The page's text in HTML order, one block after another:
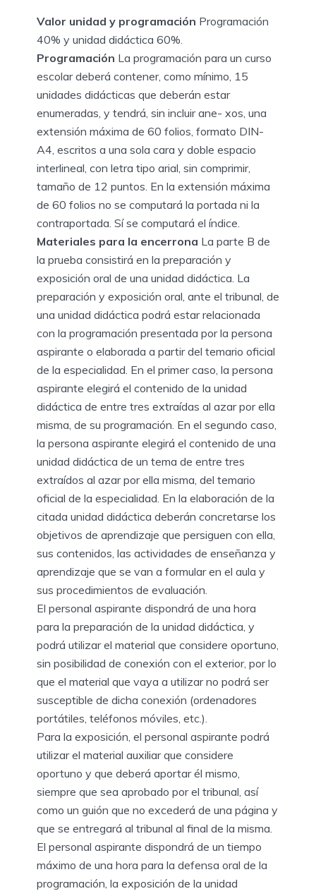
Valor unidad y programación Programación
40% y unidad didáctica 60%.
Programación La programación para un curso
escolar deberá contener, como mínimo, 15
unidades didácticas que deberán estar
enumeradas, y tendrá, sin incluir ane- xos, una
extensión máxima de 60 folios, formato DIN-
A4, escritos a una sola cara y doble espacio
interlineal, con letra tipo arial, sin comprimir,
tamaño de 12 puntos. En la extensión máxima
de 60 folios no se computará la portada ni la
contraportada. Sí se computará el índice.
Materiales para la encerrona La parte B de
la prueba consistirá en la preparación y
exposición oral de una unidad didáctica. La
preparación y exposición oral, ante el tribunal, de
una unidad didáctica podrá estar relacionada
con la programación presentada por la persona
aspirante o elaborada a partir del temario oficial
de la especialidad. En el primer caso, la persona
aspirante elegirá el contenido de la unidad
didáctica de entre tres extraídas al azar por ella
misma, de su programación. En el segundo caso,
la persona aspirante elegirá el contenido de una
unidad didáctica de un tema de entre tres
extraídos al azar por ella misma, del temario
oficial de la especialidad. En la elaboración de la
citada unidad didáctica deberán concretarse los
objetivos de aprendizaje que persiguen con ella,
sus contenidos, las actividades de enseñanza y
aprendizaje que se van a formular en el aula y
sus procedimientos de evaluación.
El personal aspirante dispondrá de una hora
para la preparación de la unidad didáctica, y
podrá utilizar el material que considere oportuno,
sin posibilidad de conexión con el exterior, por lo
que el material que vaya a utilizar no podrá ser
susceptible de dicha conexión (ordenadores
portátiles, teléfonos móviles, etc.).
Para la exposición, el personal aspirante podrá
utilizar el material auxiliar que considere
oportuno y que deberá aportar él mismo,
siempre que sea aprobado por el tribunal, así
como un guión que no excederá de una página y
que se entregará al tribunal al final de la misma.
El personal aspirante dispondrá de un tiempo
máximo de una hora para la defensa oral de la
programación, la exposición de la unidad